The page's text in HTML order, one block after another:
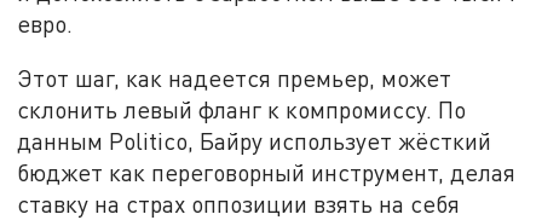
евро.
Этот шаг, как надеется премьер, может
склонить левый фланг к компромиссу. По
данным Politico, Байру использует жёсткий
бюджет как переговорный инструмент, делая
ставку на страх оппозиции взять на себя